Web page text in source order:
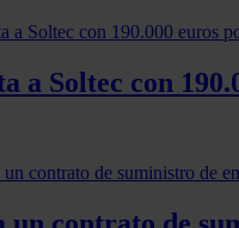
a Soltec con